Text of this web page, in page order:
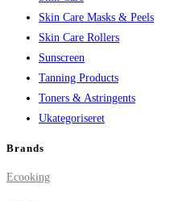
Skin Care Masks & Peels
Skin Care Rollers
Sunscreen
Tanning Products
Toners & Astringents
Ukategoriseret
Brands
Ecooking